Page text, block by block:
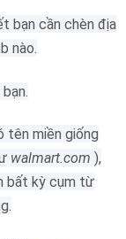
bạn cần chèn địa
nào.
tên miền giống
walmart.com ),
bất kỳ cụm từ